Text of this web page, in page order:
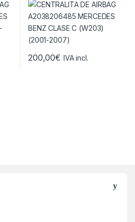
(2001-2007)
200,00€ IVA incl.